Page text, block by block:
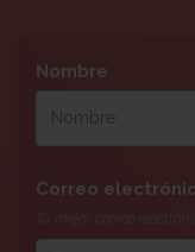
Nombre
Correo